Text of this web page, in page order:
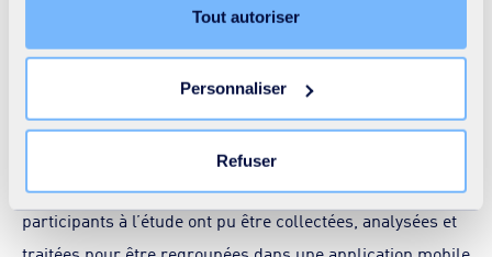
l’onglet « Détails ». Via ce bandeau, vous pouvez
librement accepter ou refuser tous les cookies ou
nécessaires ne peut entrainer une restriction de l’accès
au site. Vous pouvez retirer votre consentement à tout
Tout autoriser
Personnaliser
Refuser
usages de cette ressource précieuse.
Après l’installation de 532 compteurs d’eau
communicants au sein du quartier de Punggol, à l’est de
l’archipel, les données de consommation des foyers
participants à l’étude ont pu être collectées, analysées et